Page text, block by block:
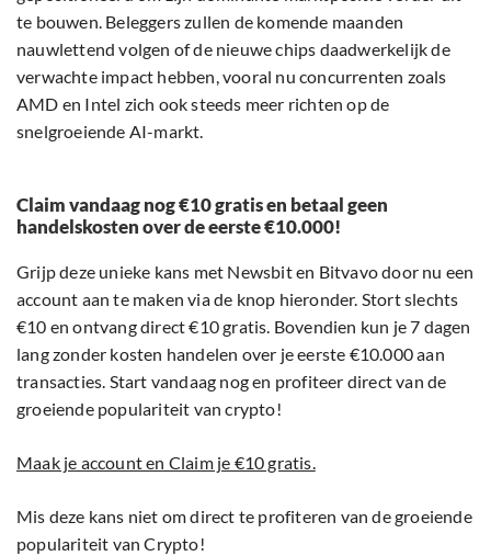
te bouwen. Beleggers zullen de komende maanden
nauwlettend volgen of de nieuwe chips daadwerkelijk de
verwachte impact hebben, vooral nu concurrenten zoals
AMD en Intel zich ook steeds meer richten op de
snelgroeiende AI-markt.
Claim vandaag nog €10 gratis en betaal geen
handelskosten over de eerste €10.000!
Grijp deze unieke kans met Newsbit en Bitvavo door nu een
account aan te maken via de knop hieronder. Stort slechts
€10 en ontvang direct €10 gratis. Bovendien kun je 7 dagen
lang zonder kosten handelen over je eerste €10.000 aan
transacties. Start vandaag nog en profiteer direct van de
groeiende populariteit van crypto!
Maak je account en Claim je €10 gratis.
Mis deze kans niet om direct te profiteren van de groeiende
populariteit van Crypto!